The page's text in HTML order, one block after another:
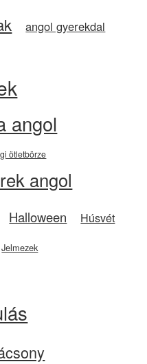
angol gyerekdal
angol
ötletbörze
angol
Halloween Húsvét
Jelmezek